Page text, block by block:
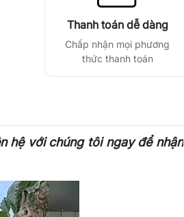
Thanh toán dễ dàng
Chấp nhận mọi phương
thức thanh toán
hệ với chúng tôi ngay để nhận